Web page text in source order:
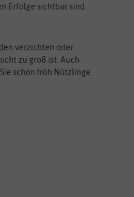
Erfolge sichtbar sind.
verzichten oder
zu groß ist. Auch
schon früh Nützlinge